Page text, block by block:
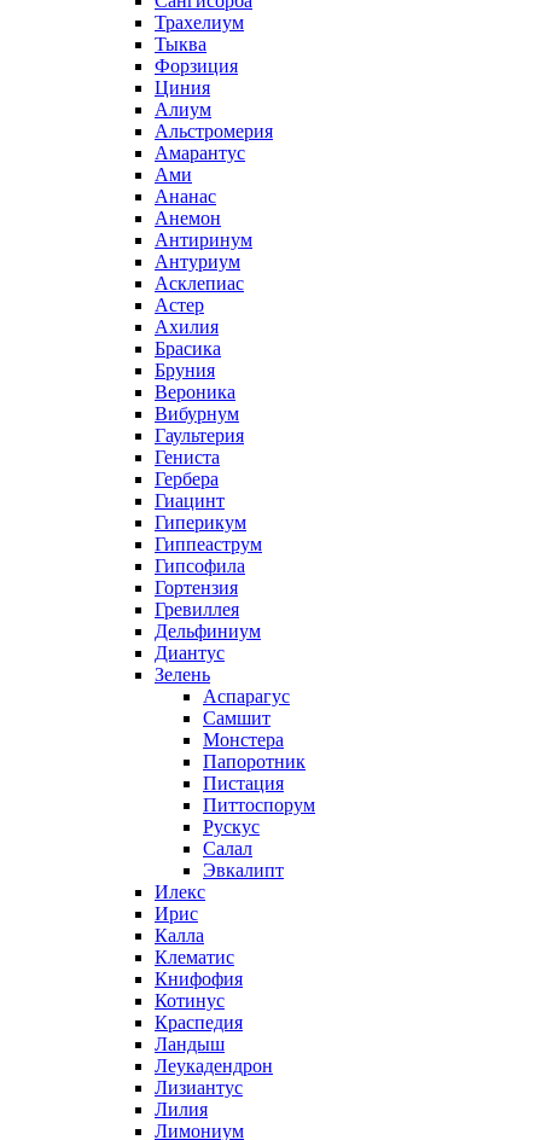
Трахелиум
Тыква
Форзиция
Циния
Алиум
Альстромерия
Амарантус
Ами
Ананас
Анемон
Антиринум
Антуриум
Асклепиас
Астер
Ахилия
Брасика
Бруния
Вероника
Вибурнум
Гаультерия
Гениста
Гербера
Гиацинт
Гиперикум
Гиппеаструм
Гипсофила
Гортензия
Гревиллея
Дельфиниум
Диантус
Зелень
Аспарагус
Самшит
Монстера
Папоротник
Пистация
Питтоспорум
Рускус
Салал
Эвкалипт
Илекс
Ирис
Калла
Клематис
Книфофия
Котинус
Краспедия
Ландыш
Леукадендрон
Лизиантус
Лилия
Лимониум